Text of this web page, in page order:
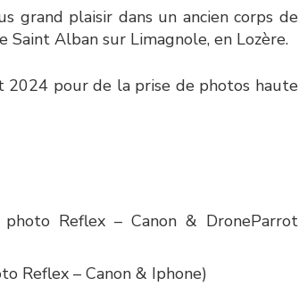
grand plaisir dans un ancien corps de
Saint Alban sur Limagnole, en Lozère.
2024 pour de la prise de photos haute
Reflex – Canon & DroneParrot
Reflex – Canon & Iphone)